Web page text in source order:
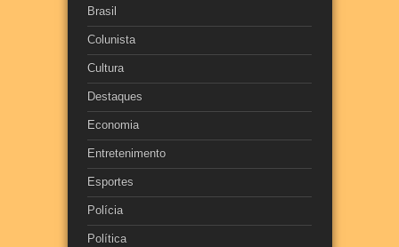
Brasil
Colunista
Cultura
Destaques
Economia
Entretenimento
Esportes
Polícia
Política